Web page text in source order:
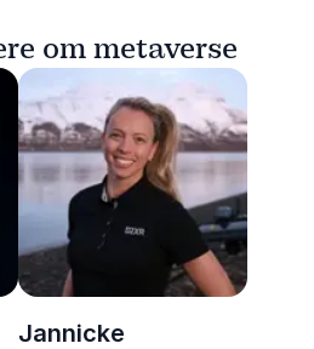
om metaverse
Jannicke